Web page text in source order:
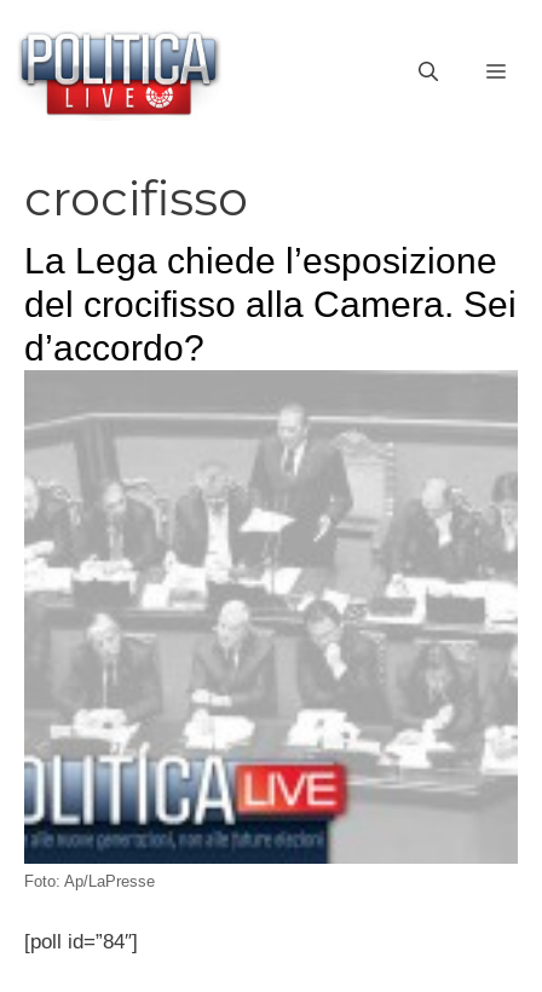
contenuto
crocifisso
La Lega chiede l’esposizione
del crocifisso alla Camera. Sei
d’accordo?
Foto: Ap/LaPresse
[poll id=”84″]